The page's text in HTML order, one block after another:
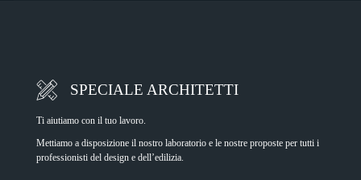
SPECIALE ARCHITETTI
Ti aiutiamo con il tuo lavoro.
Mettiamo a disposizione il nostro laboratorio e le nostre proposte per tutti i
professionisti del design e dell’edilizia.